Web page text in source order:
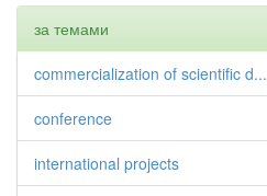
за темами
commercialization of scientific d...
conference
international projects